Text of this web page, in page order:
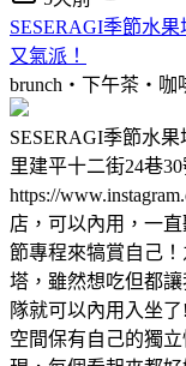
SESERAGI季節水
又氣派！
brunch‧下午茶‧咖
SESERAGI季節水
里建平十二街24巷
https://
店，可以內用，一
節專程來犒賞自己
塔，雖然想吃但都
隊就可以內用入坐
空間保有自己的獨